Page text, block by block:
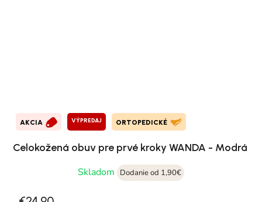
AKCIA VÝPREDAJ ORTOPEDICKÉ
Celokožená obuv pre prvé kroky WANDA - Modrá
Skladom
Dodanie od 1,90€